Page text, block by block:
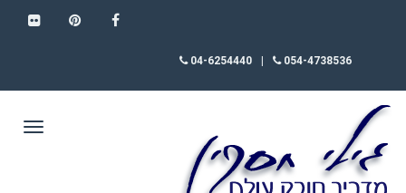
054-4738536
04-6254440